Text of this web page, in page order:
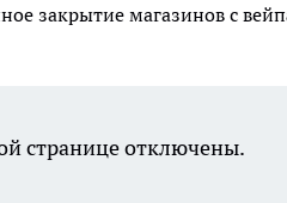
закрытие магазинов с
странице отключены.